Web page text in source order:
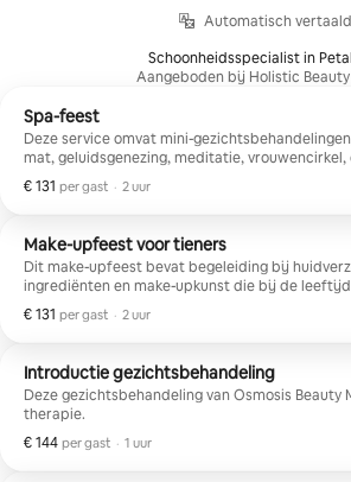
Automatisch vertaald
Schoonheidsspecialist in
Aangeboden bij Holistic
Spa-feest
Deze service omvat mini-
mat, geluidsgenezing, meditatie, vrouwencirkel,
chanten, mudra voor genezing en
€ 131 per gast
€ 131 per gast
, · 2 uur
Make-upfeest voor tieners
Dit make-upfeest bevat begeleiding bij
ingrediënten en make-upkunst die bij de
€ 131 per gast
€ 131 per gast
, · 2 uur
Introductie gezichtsbehandeling
Deze gezichtsbehandeling van Osmosis Beauty
therapie.
€ 144 per gast
€ 144 per gast
, · 1 uur